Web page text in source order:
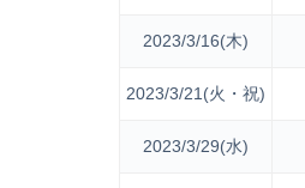
2023/3/16(木)
2023/3/21(火・祝)
2023/3/29(水)